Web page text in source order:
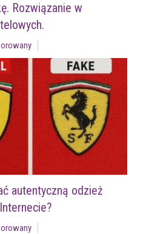
Rozwiązanie w
autentyczną odzież